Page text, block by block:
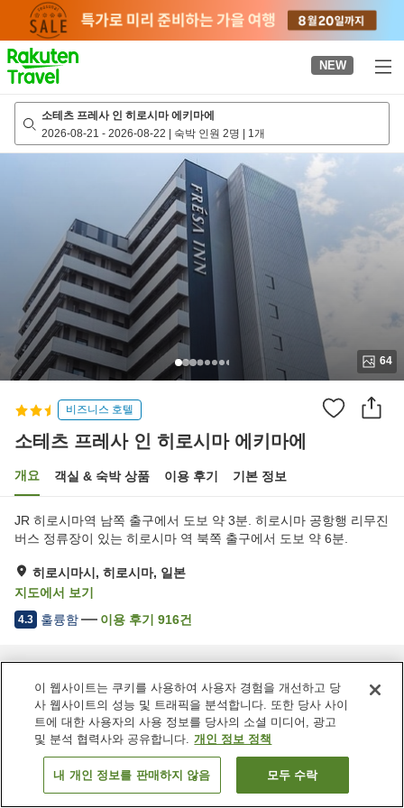
page
NEW
소테츠 프레사 인 히로시마 에키마에
2026-08-21 - 2026-08-22 | 숙박 인원 2명 | 1개
64
비즈니스 호텔
소테츠 프레사 인 히로시마 에키마에
개요 객실 & 숙박 상품 이용 후기 기본 정보
JR 히로시마역 남쪽 출구에서 도보 약 3분. 히로시마 공항행 리무진
버스 정류장이 있는 히로시마 역 북쪽 출구에서 도보 약 6분.
히로시마시, 히로시마, 일본
지도에서 보기
4.3 훌륭함 이용 후기 916건
홈 일본 히로시마
히로시마시
소테츠 프레사 인 히로시마 에키마에
객실 보기
이 웹사이트는 쿠키를 사용하여 사용자 경험을 개선하고 당
사 웹사이트의 성능 및 트래픽을 분석합니다. 또한 당사 사이
트에 대한 사용자의 사용 정보를 당사의 소셜 미디어, 광고
및 분석 협력사와 공유합니다. 개인 정보 정책
내 개인 정보를 판매하지 않음 모두 수락